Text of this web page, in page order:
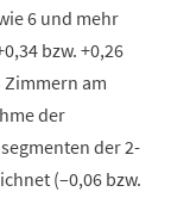
6 und mehr
bzw. +0,26
am
der
der 2-
(–0,06 bzw.